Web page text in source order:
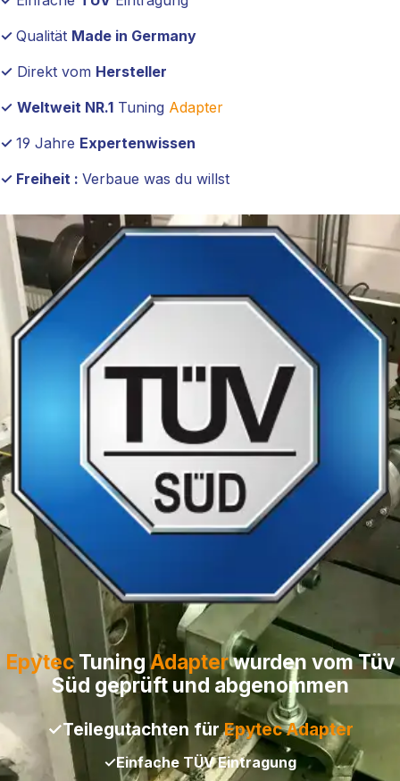
✓ Qualität Made in Germany
✓ Direkt vom Hersteller
✓ Weltweit NR.1 Tuning Adapter
✓ 19 Jahre Expertenwissen
✓ Freiheit : Verbaue was du willst
EpytecTuningAdapterwurden vom Tüv
Süd geprüft und abgenommen
✓Teilegutachten fürEpytec Adapter
✓Einfache TÜV Eintragung